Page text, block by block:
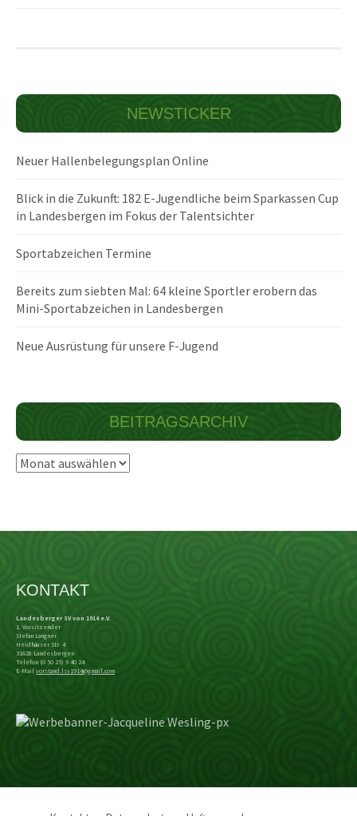
NEWSTICKER
Neuer Hallenbelegungsplan Online
Blick in die Zukunft: 182 E-Jugendliche beim Sparkassen Cup
in Landesbergen im Fokus der Talentsichter
Sportabzeichen Termine
Bereits zum siebten Mal: 64 kleine Sportler erobern das
Mini-Sportabzeichen in Landesbergen
Neue Ausrüstung für unsere F-Jugend
BEITRAGSARCHIV
Beitragsarchiv
KONTAKT
Landesberger SV von 1914 e.V.
1. Vorsitzender
Stefan Langner
Heidhäuser Str. 4
31628 Landesbergen
Telefon (0 50 25) 9 40 24
E-Mail vorstand.lsv1914@gmail.com